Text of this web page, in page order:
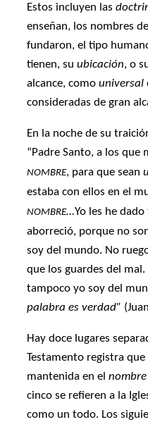
Estos incluyen las
enseñan, los nombres
fundaron, el tipo
tienen, suubicación, o
alcance, comouniversal
consideradas de gran
En la noche de su
“Padre Santo, a los que
NOMBRE, para que sean
estaba con ellos en el
NOMBRE…Yo les he
aborreció, porque no
soy del mundo. No
que los guardes del
tampoco yo soy del
palabra es verdad”
Hay doce lugares
Testamento registra
mantenida en el
cinco se refieren a la
como un todo. Los